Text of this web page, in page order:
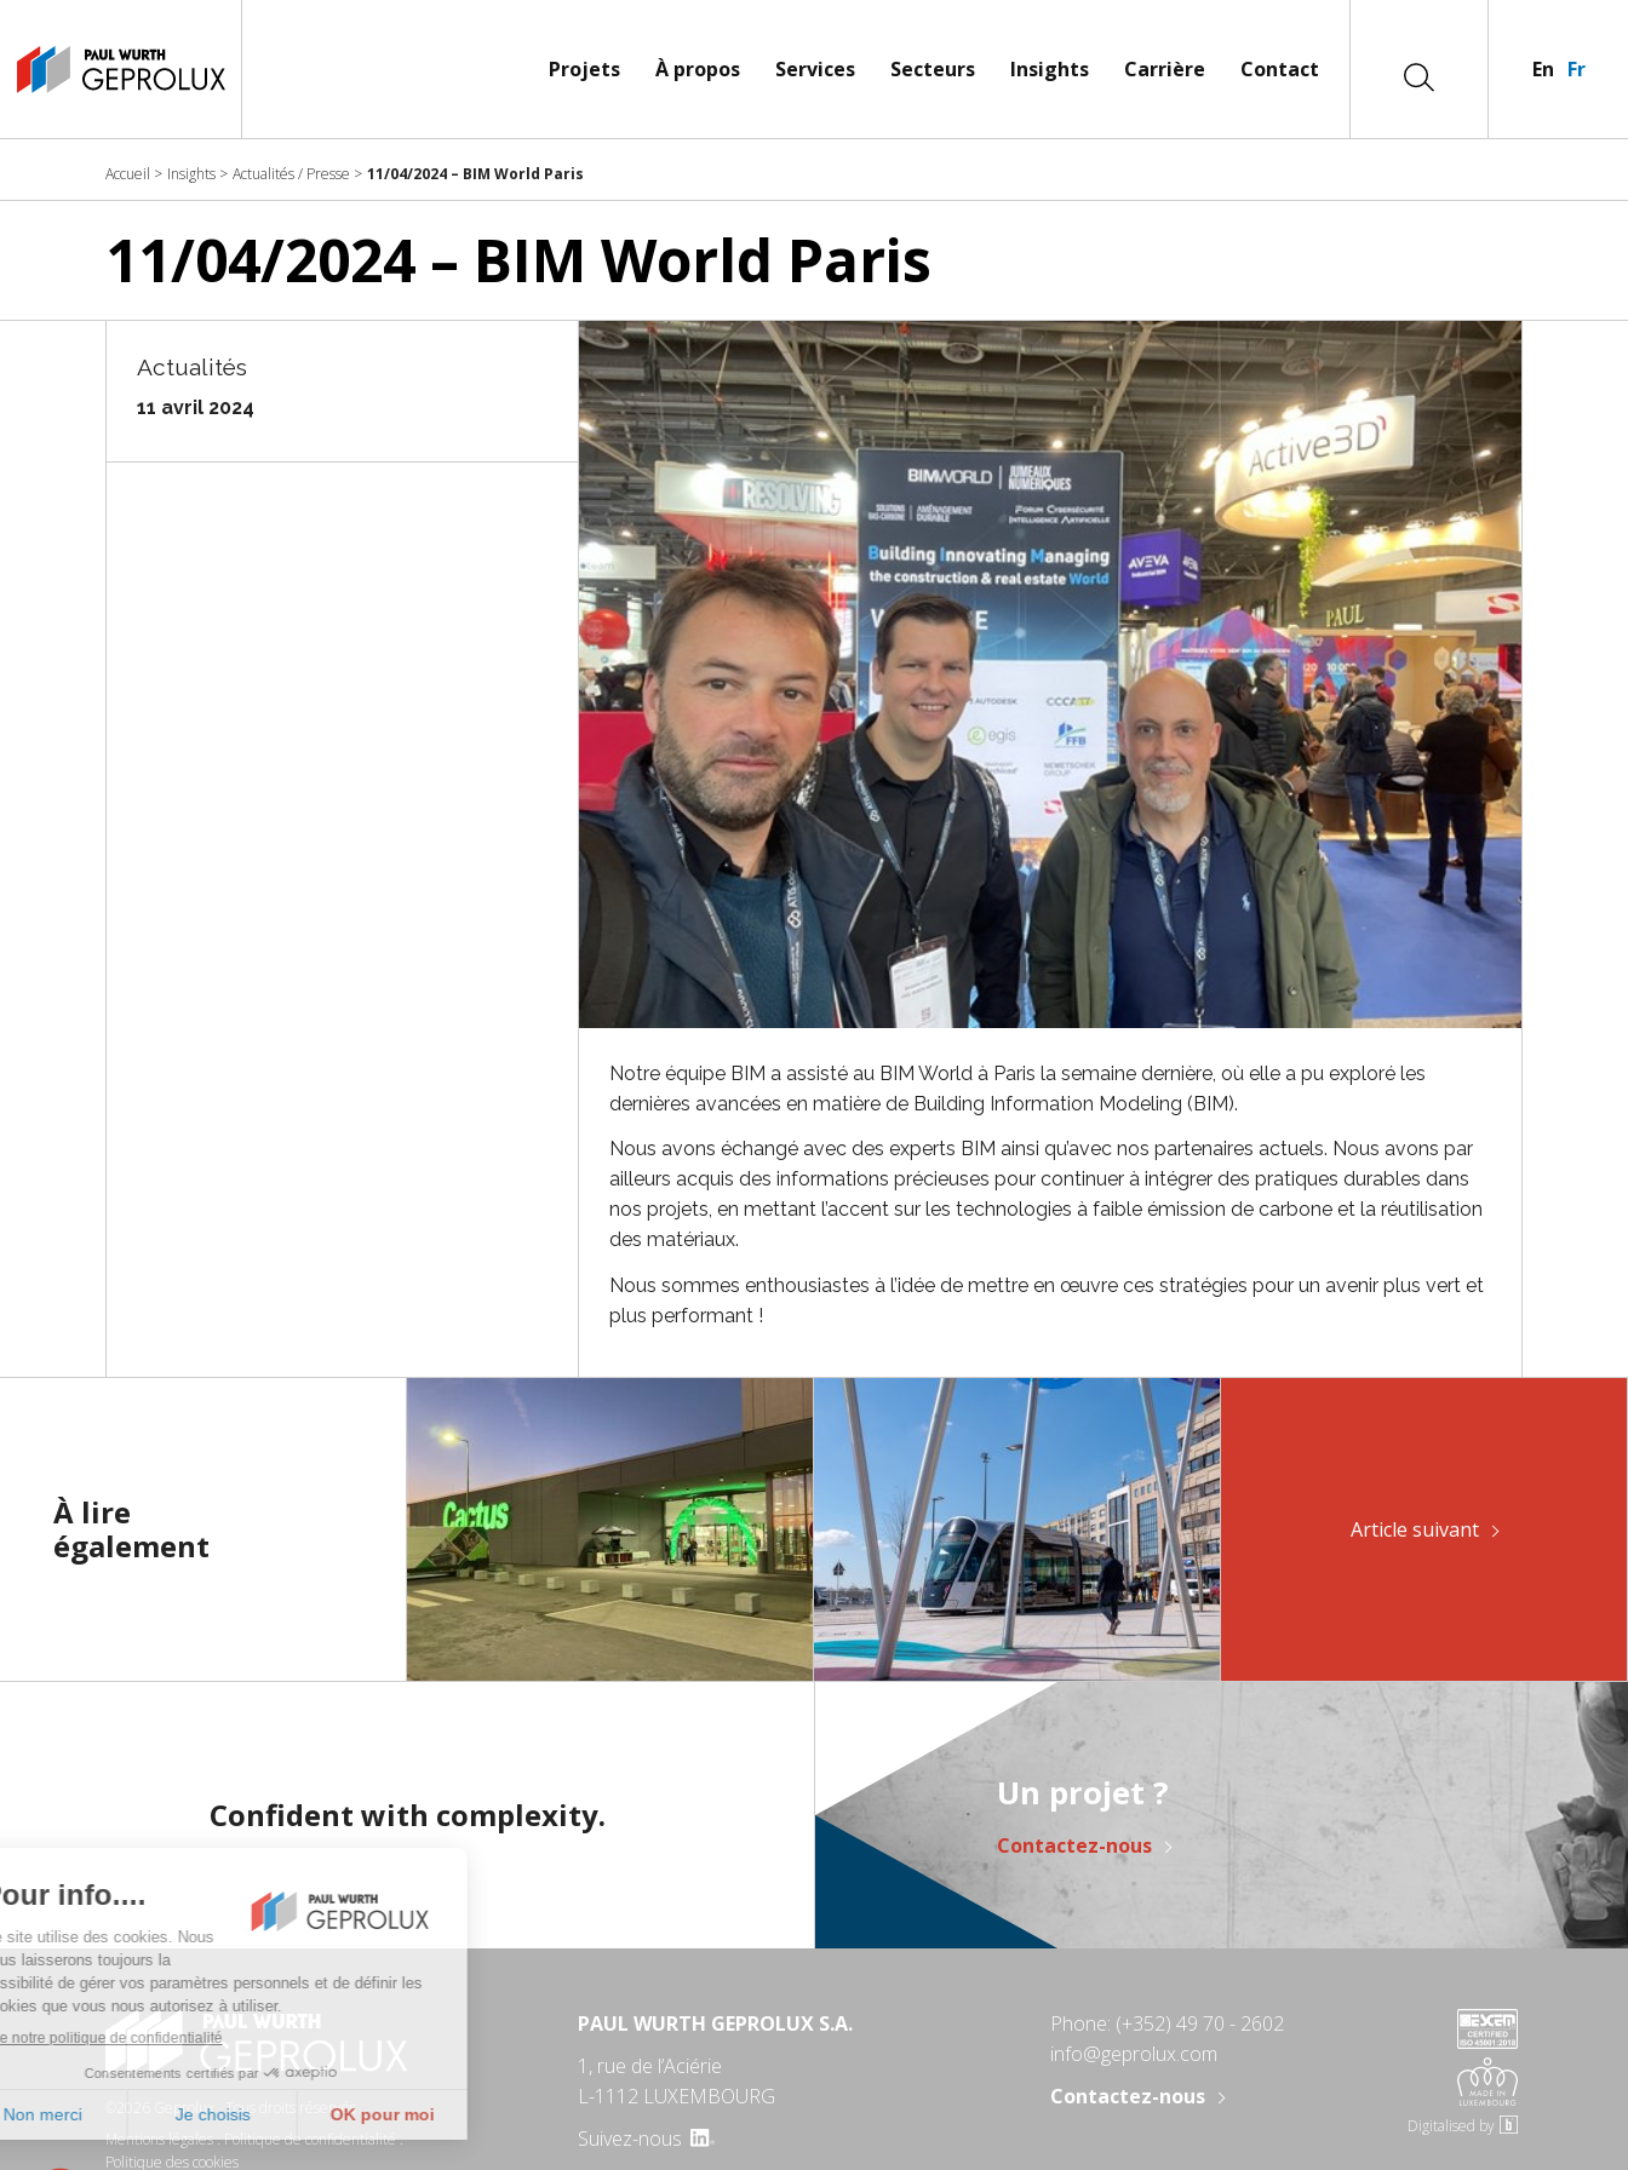
En Fr
Projets À propos Services Secteurs Insights Carrière Contact
Accueil > Insights > Actualités / Presse > 11/04/2024 – BIM World Paris
11/04/2024 – BIM World Paris
Actualités
11 avril 2024
Notre équipe BIM a assisté au BIM World à Paris la semaine dernière, où elle a pu exploré les
dernières avancées en matière de Building Information Modeling (BIM).
Nous avons échangé avec des experts BIM ainsi qu’avec nos partenaires actuels. Nous avons par
ailleurs acquis des informations précieuses pour continuer à intégrer des pratiques durables dans
nos projets, en mettant l’accent sur les technologies à faible émission de carbone et la réutilisation
des matériaux.
Nous sommes enthousiastes à l’idée de mettre en œuvre ces stratégies pour un avenir plus vert et
plus performant !
À lire
également
Article suivant
Confident with complexity.
Un projet ?
Contactez-nous
©2026 Geprolux . Tous droits réservés
Mentions légales.Politique de confidentialité.
Politique des cookies
PAUL WURTH GEPROLUX S.A.
1, rue de l’Aciérie
L-1112 LUXEMBOURG
Suivez-nous
Phone: (+352) 49 70 - 2602
info@geprolux.com
Contactez-nous
Digitalised by